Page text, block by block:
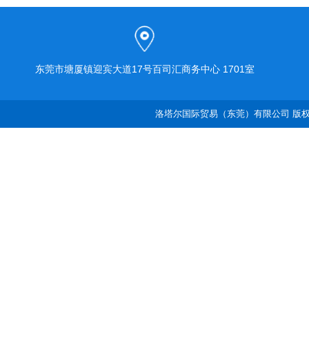
东莞市塘厦镇迎宾大道17号百司汇商务中心 1701室
洛塔尔国际贸易（东莞）有限公司 版